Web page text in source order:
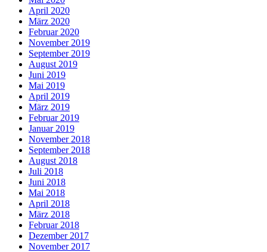
April 2020
März 2020
Februar 2020
November 2019
September 2019
August 2019
Juni 2019
Mai 2019
April 2019
März 2019
Februar 2019
Januar 2019
November 2018
September 2018
August 2018
Juli 2018
Juni 2018
Mai 2018
April 2018
März 2018
Februar 2018
Dezember 2017
November 2017